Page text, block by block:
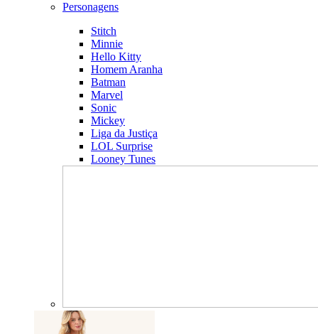
Personagens
Stitch
Minnie
Hello Kitty
Homem Aranha
Batman
Marvel
Sonic
Mickey
Liga da Justiça
LOL Surprise
Looney Tunes